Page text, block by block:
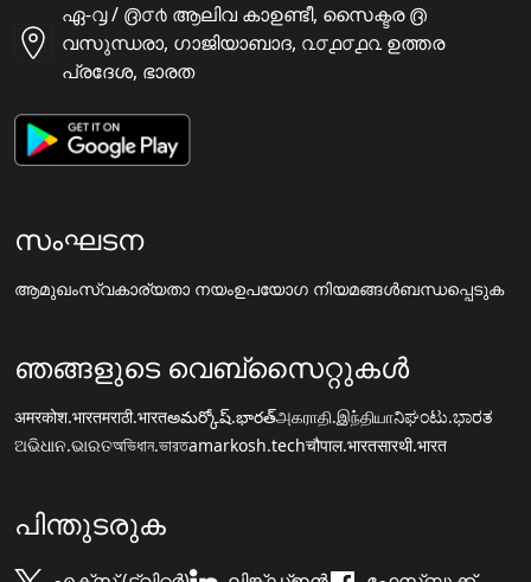
ഏ-൮ / ൫൦൪ ആലിവ കാഉണ്ടീ, സൈക്ടര ൫
വസുന്ധരാ, ഗാജിയാബാദ, ൨൦൧൦൧൨ ഉത്തര
പ്രദേശ, ഭാരത
സംഘടന
ആമുഖംസ്വകാര്യതാ നയംഉപയോഗ നിയമങ്ങൾബന്ധപ്പെടുക
ഞങ്ങളുടെ വെബ്സൈറ്റുകൾ
अमरकोश.भारतमराठी.भारतఅమర్కోష్.భారత్அகராதி.இந்தியாನಿಘಂಟು.ಭಾರತ
ଅଭିଧାନ.ଭାରତঅভিধান.ভারতamarkosh.techचौपाल.भारतसारथी.भारत
പിന്തുടരുക